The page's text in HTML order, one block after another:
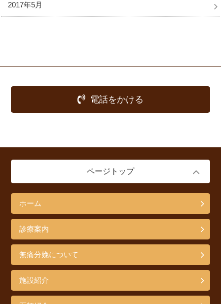
2017年5月
電話をかける
ページトップ
ホーム
診療案内
無痛分娩について
施設紹介